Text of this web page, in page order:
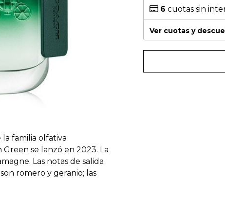
la familia olfativa
se lanzó en 2023. La
Las notas de salida
romero y geranio; las
6 cuotas sin
Ver cuotas y